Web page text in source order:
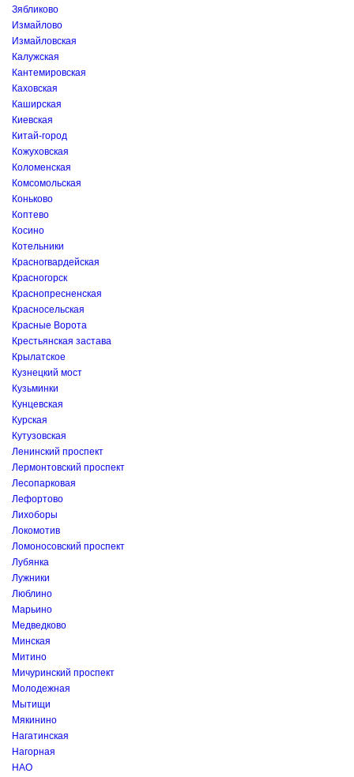
Зябликово
Измайлово
Измайловская
Калужская
Кантемировская
Каховская
Каширская
Киевская
Китай-город
Кожуховская
Коломенская
Комсомольская
Коньково
Коптево
Косино
Котельники
Красногвардейская
Красногорск
Краснопресненская
Красносельская
Красные Ворота
Крестьянская застава
Крылатское
Кузнецкий мост
Кузьминки
Кунцевская
Курская
Кутузовская
Ленинский проспект
Лермонтовский проспект
Лесопарковая
Лефортово
Лихоборы
Локомотив
Ломоносовский проспект
Лубянка
Лужники
Люблино
Марьино
Медведково
Минская
Митино
Мичуринский проспект
Молодежная
Мытищи
Мякинино
Нагатинская
Нагорная
НАО